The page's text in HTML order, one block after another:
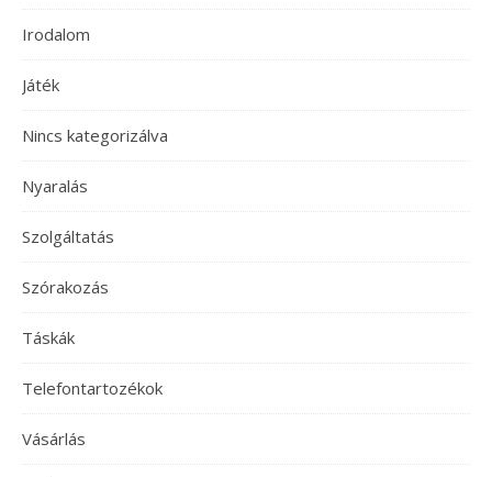
Irodalom
Játék
Nincs kategorizálva
Nyaralás
Szolgáltatás
Szórakozás
Táskák
Telefontartozékok
Vásárlás